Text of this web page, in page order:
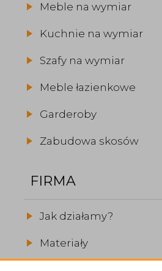
Meble na wymiar
Kuchnie na wymiar
Szafy na wymiar
Meble łazienkowe
Garderoby
Zabudowa skosów
FIRMA
Jak działamy?
Materiały